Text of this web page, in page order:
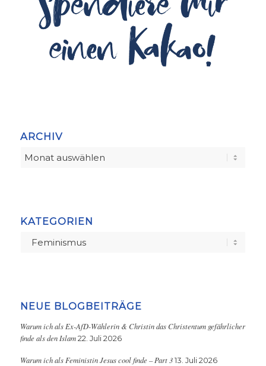
ARCHIV
KATEGORIEN
Kategorien
NEUE BLOGBEITRÄGE
Warum ich als Ex-AfD-Wählerin & Christin das Christentum gefährlicher
finde als den Islam 22. Juli 2026
Warum ich als Feministin Jesus cool finde – Part 3 13. Juli 2026